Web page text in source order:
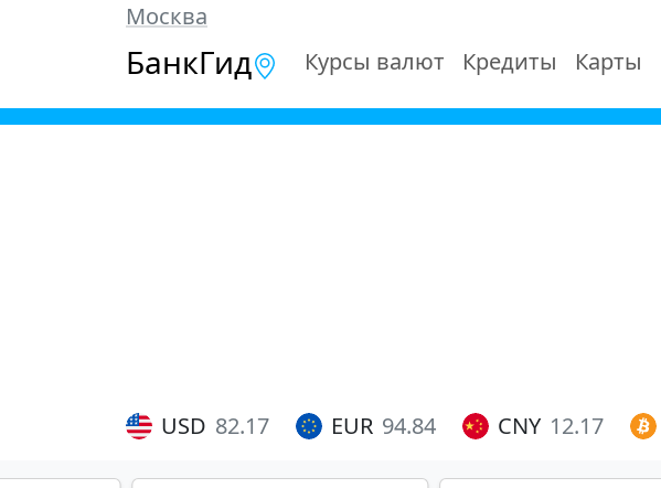
Москва
БанкГид Курсы валют Кредиты Карты
USD 82.17 EUR 94.84 CNY 12.17